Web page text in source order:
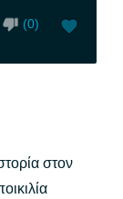
(0)
στον